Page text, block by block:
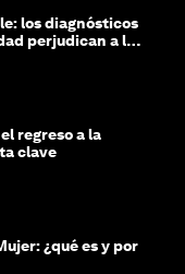
los diagnósticos
perjudican a las
regreso a la
clave
¿qué es y por